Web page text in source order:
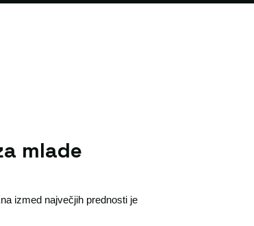
mlade
izmed največjih prednosti je